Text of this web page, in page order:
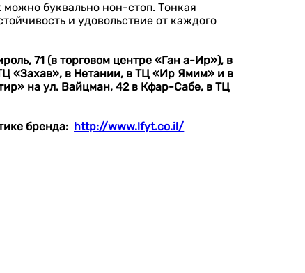
буквально нон-стоп. Тонкая
и удовольствие от каждого
71 (в торговом центре «Ган а-Ир»), в
«Захав», в Нетании, в ТЦ «Ир Ямим» и в
на ул. Вайцман, 42 в Кфар-Сабе, в ТЦ
бренда: http://www.lfyt.co.il/